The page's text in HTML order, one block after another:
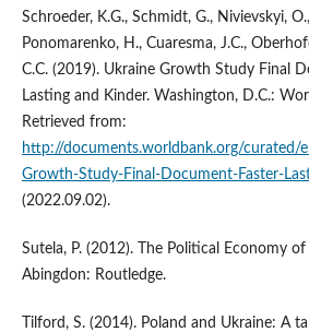
Schroeder, K.G., Schmidt, G., Nivievskyi,
Ponomarenko, H., Cuaresma, J.C.,
C.C. (2019). Ukraine Growth Study Final
Lasting and Kinder. Washington, D.C.:
Retrieved from:
http://documents.worldbank.org/
Growth-Study-Final-Document-Faster-
(2022.09.02).
Sutela, P. (2012). The Political Economy of
Abingdon: Routledge.
Tilford, S. (2014). Poland and Ukraine: A